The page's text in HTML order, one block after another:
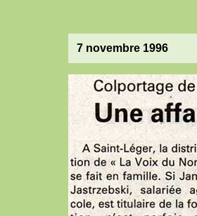
7 novembre 1996